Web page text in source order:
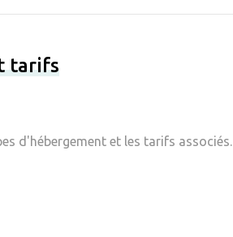
tarifs
d'hébergement et les tarifs associés.